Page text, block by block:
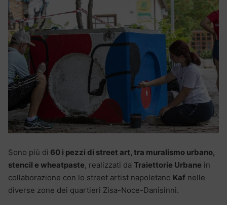
Sono più di 60 i pezzi di street art, tra muralismo urbano,
stencil e wheatpaste, realizzati da Traiettorie Urbane in
collaborazione con lo street artist napoletano Kaf nelle
diverse zone dei quartieri Zisa-Noce-Danisinni.